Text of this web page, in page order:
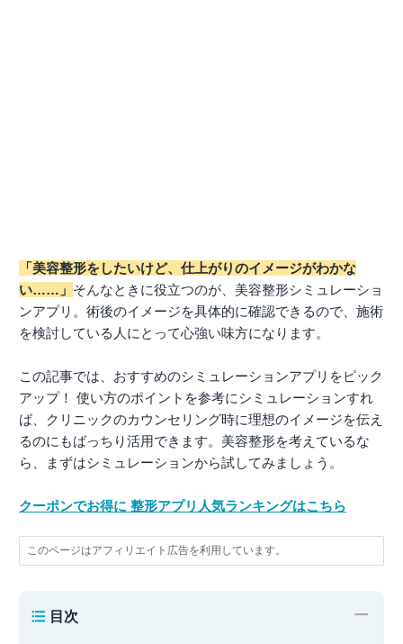
「美容整形をしたいけど、仕上がりのイメージがわかな
い……」 そんなときに役立つのが、美容整形シミュレーショ
ンアプリ。術後のイメージを具体的に確認できるので、施術
を検討している人にとって心強い味方になります。
この記事では、おすすめのシミュレーションアプリをピック
アップ！ 使い方のポイントを参考にシミュレーションすれ
ば、クリニックのカウンセリング時に理想のイメージを伝え
るのにもばっちり活用できます。美容整形を考えているな
ら、まずはシミュレーションから試してみましょう。
クーポンでお得に 整形アプリ人気ランキングはこちら
このページはアフィリエイト広告を利用しています。
目次 −